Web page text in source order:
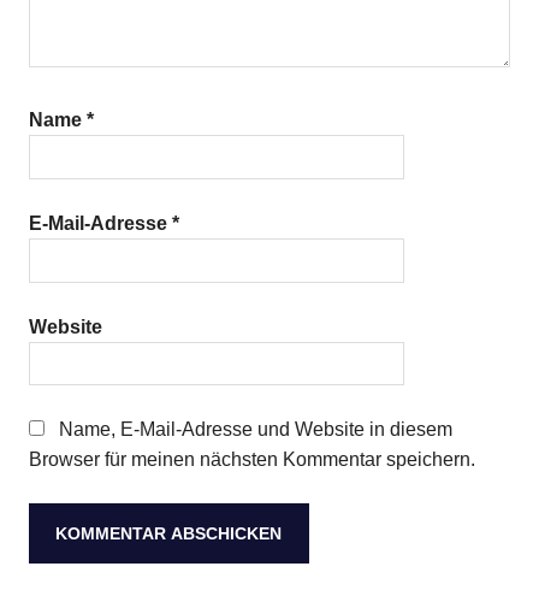
Name *
E-Mail-Adresse *
Website
Name, E-Mail-Adresse und Website in diesem
Browser für meinen nächsten Kommentar speichern.